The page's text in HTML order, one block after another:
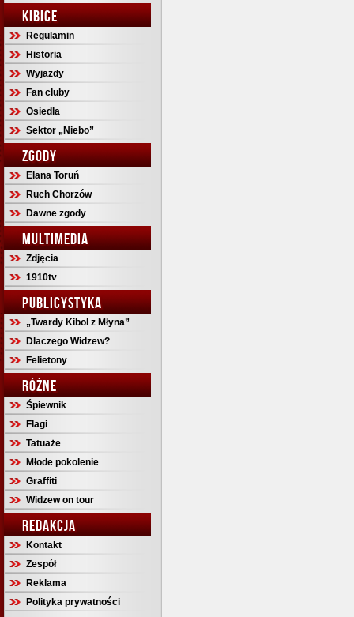
KIBICE
Regulamin
Historia
Wyjazdy
Fan cluby
Osiedla
Sektor „Niebo”
ZGODY
Elana Toruń
Ruch Chorzów
Dawne zgody
MULTIMEDIA
Zdjęcia
1910tv
PUBLICYSTYKA
„Twardy Kibol z Młyna”
Dlaczego Widzew?
Felietony
RÓŻNE
Śpiewnik
Flagi
Tatuaże
Młode pokolenie
Graffiti
Widzew on tour
REDAKCJA
Kontakt
Zespół
Reklama
Polityka prywatności